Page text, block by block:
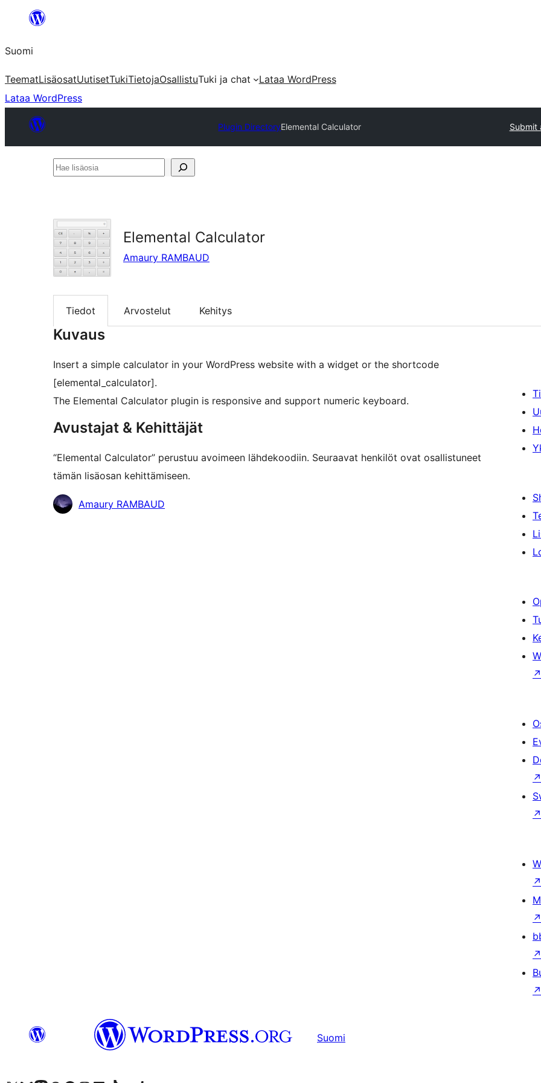
Suomi
TeematLisäosatUutisetTukiTietojaOsallistuTuki ja chat
Lataa WordPress
Lataa WordPress
Plugin DirectoryElemental Calculator Submit
Hae
Elemental Calculator
Amaury RAMBAUD
Tiedot Arvostelut Kehitys
Kuvaus
Insert a simple calculator in your WordPress website with a widget or the shortcode
[elemental_calculator].
The Elemental Calculator plugin is responsive and support numeric keyboard.
Avustajat & Kehittäjät
“Elemental Calculator” perustuu avoimeen lähdekoodiin. Seuraavat henkilöt ovat osallistuneet
tämän lisäosan kehittämiseen.
AvustajatAmaury RAMBAUD
↗
↗
↗
↗
↗
↗
↗
Suomi